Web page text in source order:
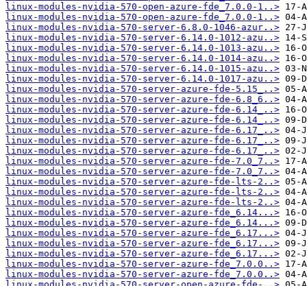
linux-modules-nvidia-570-open-azure-fde_7.0.0-1..>
linux-modules-nvidia-570-open-azure-fde_7.0.0-1..>
linux-modules-nvidia-570-server-6.8.0-1046-azur..>
linux-modules-nvidia-570-server-6.14.0-1012-azu..>
linux-modules-nvidia-570-server-6.14.0-1013-azu..>
linux-modules-nvidia-570-server-6.14.0-1014-azu..>
linux-modules-nvidia-570-server-6.14.0-1015-azu..>
linux-modules-nvidia-570-server-6.14.0-1017-azu..>
linux-modules-nvidia-570-server-azure-fde-5.15_..>
linux-modules-nvidia-570-server-azure-fde-6.8_6..>
linux-modules-nvidia-570-server-azure-fde-6.14_..>
linux-modules-nvidia-570-server-azure-fde-6.14_..>
linux-modules-nvidia-570-server-azure-fde-6.17_..>
linux-modules-nvidia-570-server-azure-fde-6.17_..>
linux-modules-nvidia-570-server-azure-fde-6.17_..>
linux-modules-nvidia-570-server-azure-fde-7.0_7..>
linux-modules-nvidia-570-server-azure-fde-7.0_7..>
linux-modules-nvidia-570-server-azure-fde-lts-2..>
linux-modules-nvidia-570-server-azure-fde-lts-2..>
linux-modules-nvidia-570-server-azure-fde-lts-2..>
linux-modules-nvidia-570-server-azure-fde_6.14...>
linux-modules-nvidia-570-server-azure-fde_6.14...>
linux-modules-nvidia-570-server-azure-fde_6.17...>
linux-modules-nvidia-570-server-azure-fde_6.17...>
linux-modules-nvidia-570-server-azure-fde_6.17...>
linux-modules-nvidia-570-server-azure-fde_7.0.0..>
linux-modules-nvidia-570-server-azure-fde_7.0.0..>